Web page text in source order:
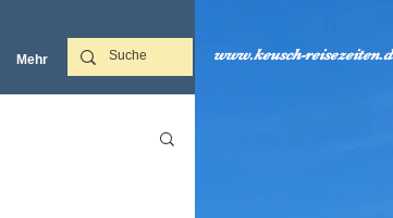
Mehr‎ www.keusch-